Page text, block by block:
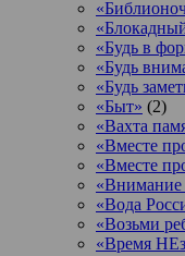
«Будь в
«Будь
«Будь
«Быт» (2)
«Вахта
«Вместе
«Вместе
«Внимание
«Вода
«Возьми
«Время